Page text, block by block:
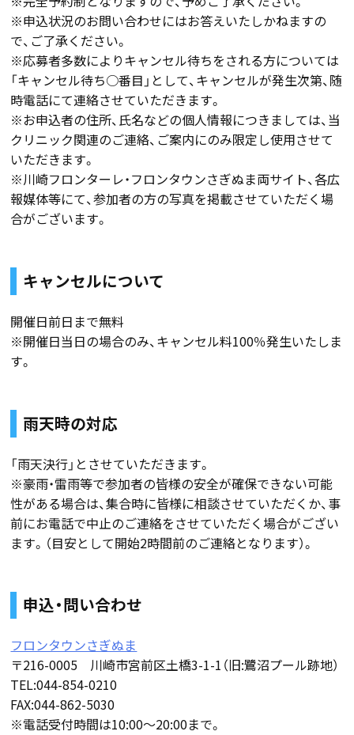
※申込状況のお問い合わせにはお答えいたしかねますの
で、ご了承ください。
※応募者多数によりキャンセル待ちをされる方については
「キャンセル待ち○番目」として、キャンセルが発生次第、随
時電話にて連絡させていただきます。
※お申込者の住所、氏名などの個人情報につきましては、当
クリニック関連のご連絡、ご案内にのみ限定し使用させて
いただきます。
※川崎フロンターレ・フロンタウンさぎぬま両サイト、各広
報媒体等にて、参加者の方の写真を掲載させていただく場
合がございます。
キャンセルについて
開催日前日まで無料
※開催日当日の場合のみ、キャンセル料100％発生いたしま
す。
雨天時の対応
「雨天決行」とさせていただきます。
※豪雨・雷雨等で参加者の皆様の安全が確保できない可能
性がある場合は、集合時に皆様に相談させていただくか、事
前にお電話で中止のご連絡をさせていただく場合がござい
ます。（目安として開始2時間前のご連絡となります）。
申込・問い合わせ
フロンタウンさぎぬま
〒216-0005 川崎市宮前区土橋3-1-1（旧:鷺沼プール跡地）
TEL:044-854-0210
FAX:044-862-5030
※電話受付時間は10:00〜20:00まで。